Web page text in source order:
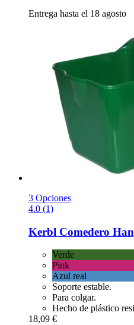
Entrega hasta el 18 agosto
3 Opciones
4.0 (1)
Kerbl Comedero
Verde
Pink
Azul real
Soporte estable.
Para colgar.
Hecho de plástico
18,09 €